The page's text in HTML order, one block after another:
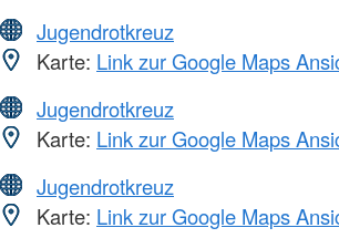
Jugendrotkreuz
Karte: Link zur Google Maps
Jugendrotkreuz
Karte: Link zur Google Maps
Jugendrotkreuz
Karte: Link zur Google Maps